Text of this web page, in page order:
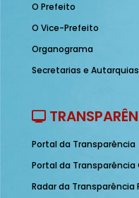
O Prefeito
O Vice-Prefeito
Organograma
Secretarias e Autarquias
Portal da Transparência
Portal da Transparência
Radar da Transparência